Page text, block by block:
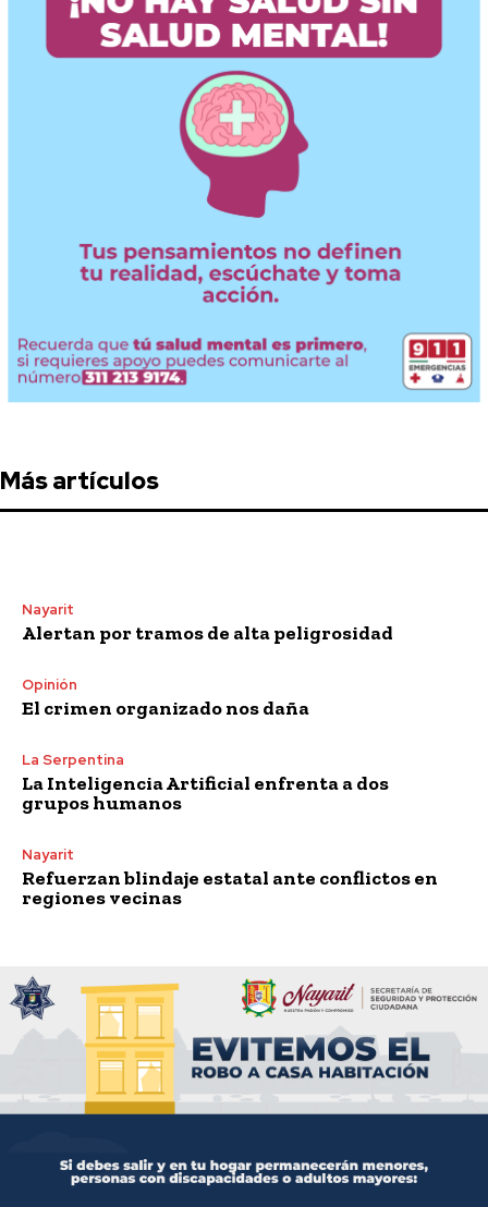
Más artículos
Nayarit
Alertan por tramos de alta peligrosidad
Opinión
El crimen organizado nos daña
La Serpentina
La Inteligencia Artificial enfrenta a dos
grupos humanos
Nayarit
Refuerzan blindaje estatal ante conflictos en
regiones vecinas